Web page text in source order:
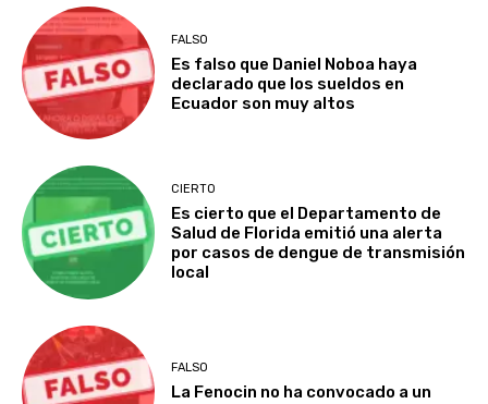
FALSO
Es falso que Daniel Noboa haya
declarado que los sueldos en
Ecuador son muy altos
CIERTO
Es cierto que el Departamento de
Salud de Florida emitió una alerta
por casos de dengue de transmisión
local
FALSO
La Fenocin no ha convocado a un